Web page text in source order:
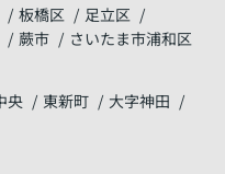
板橋区
足立区
蕨市
さいたま市浦和区
央 東新町
大字神田